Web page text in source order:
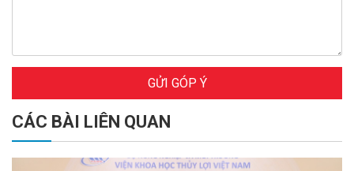
GỬI GÓP Ý
CÁC BÀI LIÊN QUAN